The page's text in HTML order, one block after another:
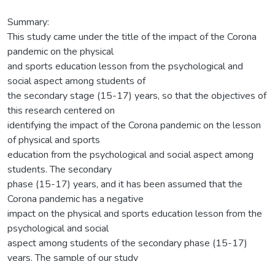
Summary:
This study came under the title of the impact of the Corona
pandemic on the physical
and sports education lesson from the psychological and
social aspect among students of
the secondary stage (15-17) years, so that the objectives of
this research centered on
identifying the impact of the Corona pandemic on the lesson
of physical and sports
education from the psychological and social aspect among
students. The secondary
phase (15-17) years, and it has been assumed that the
Corona pandemic has a negative
impact on the physical and sports education lesson from the
psychological and social
aspect among students of the secondary phase (15-17)
years. The sample of our study